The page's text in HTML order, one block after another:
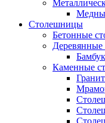
Столешницы
Бетонные
Каменные